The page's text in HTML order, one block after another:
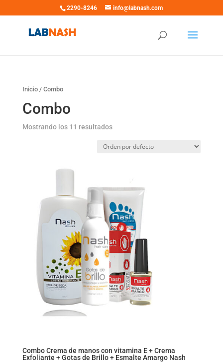
2290-8246 info@labnash.com
Inicio/ Combo
Combo
Mostrando los 11 resultados
Combo Crema de manos con vitamina E + Crema
Exfoliante + Gotas de Brillo + Esmalte Amargo Nash